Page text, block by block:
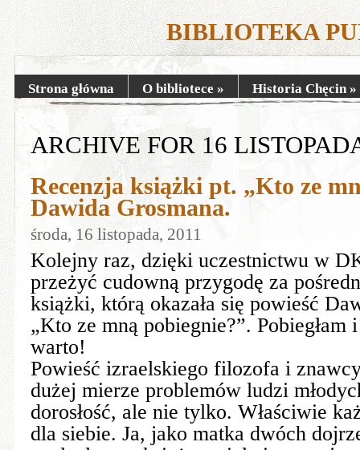
BIBLIOTEKA
Strona główna O bibliotece » Historia Chęcin »
ARCHIVE FOR 16
Recenzja książki pt. „Kto ze
Dawida Grosmana.
środa, 16 listopada, 2011
Kolejny raz, dzięki uczestnictwu w
przeżyć cudowną przygodę za
książki, którą okazała się powieść
„Kto ze mną pobiegnie?”. Pobiegłam
warto!
Powieść izraelskiego filozofa i
dużej mierze problemów ludzi
dorosłość, ale nie tylko. Właściwie
dla siebie. Ja, jako matka dwóch